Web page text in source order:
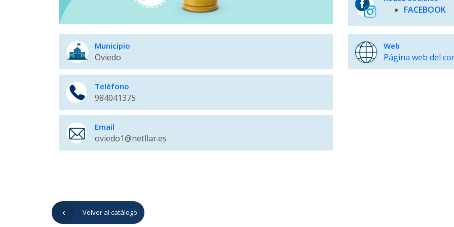
FACEBOOK
Municipio
Oviedo
Teléfono
984041375
Email
oviedo1@netllar.es
Web
Página web del
Volver al catálogo